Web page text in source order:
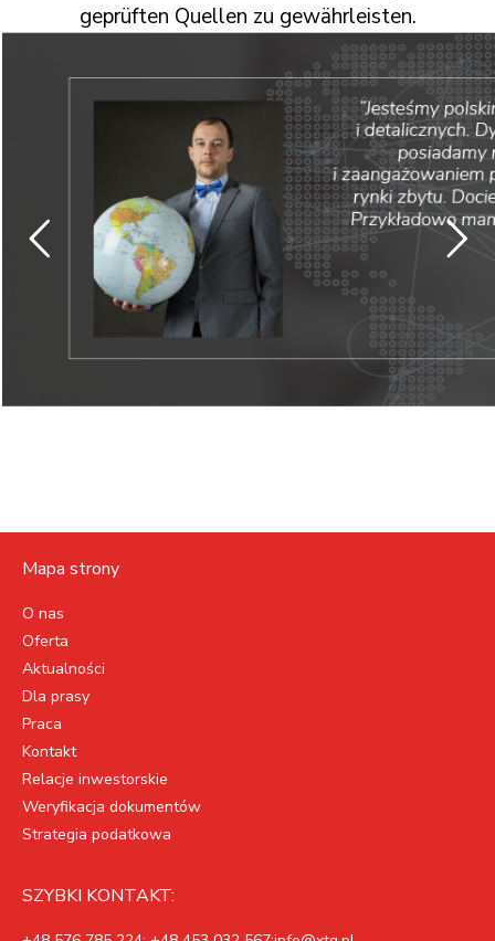
geprüften Quellen zu gewährleisten.
Mapa strony
O nas
Oferta
Aktualności
Dla prasy
Praca
Kontakt
Relacje inwestorskie
Weryfikacja dokumentów
Strategia podatkowa
SZYBKI KONTAKT: